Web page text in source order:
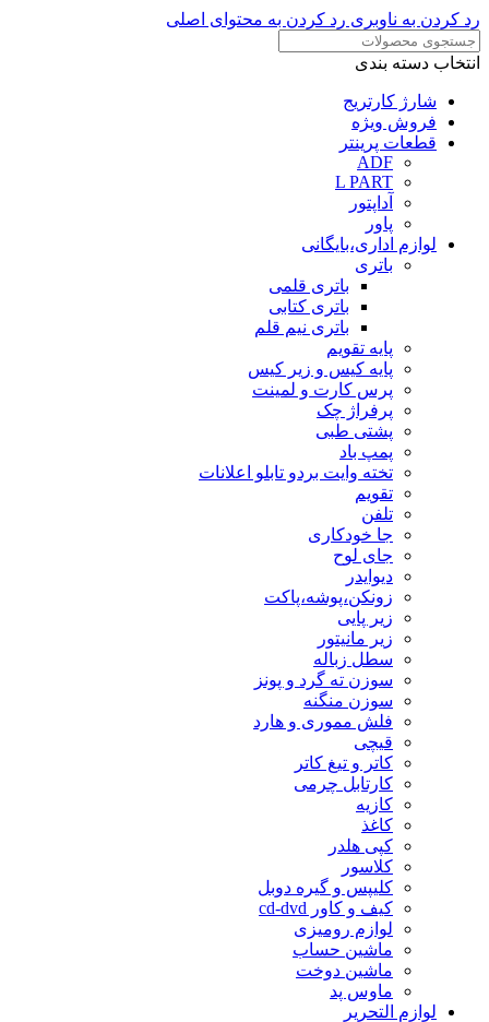
رد کردن به ناوبری رد کردن به محتوای اصلی
انتخاب دسته بندی
شارژ کارتریج
فروش ویژه
قطعات پرینتر
ADF
L PART
آداپتور
پاور
لوازم اداری،بایگانی
باتری
باتری قلمی
باتری کتابی
باتری نیم قلم
پایه تقویم
پایه کیس و زیر کیس
پرس کارت و لمینت
پرفراژ چک
پشتی طبی
پمپ باد
تخته وایت بردو تابلو اعلانات
تقویم
تلفن
جا خودکاری
جای لوح
دیوایدر
زونکن،پوشه،پاکت
زیر پایی
زیر مانیتور
سطل زباله
سوزن ته گرد و پونز
سوزن منگنه
فلش مموری و هارد
قیچی
کاتر و تیغ کاتر
کارتابل چرمی
کازیه
کاغذ
کپی هلدر
کلاسور
کلیپس و گیره دوبل
کیف و کاور cd-dvd
لوازم رومیزی
ماشین حساب
ماشین دوخت
ماوس پد
لوازم التحریر